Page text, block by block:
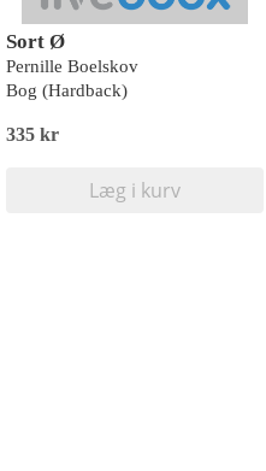
Sort Ø
Pernille Boelskov
Bog (Hardback)
335 kr
Læg i kurv